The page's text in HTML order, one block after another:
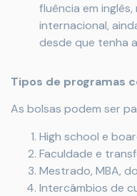
fluência em
internacional,
desde que tenha
Tipos de programas
As bolsas podem ser
High school e
Faculdade e
Mestrado, MBA,
Intercâmbios de